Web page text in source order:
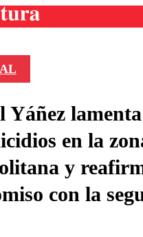
Frecuencias
Agricultura TV
Deportes
Colo Colo
Motor
Entretención
Noticias
Vida Social
Yáñez
en la
y
con la